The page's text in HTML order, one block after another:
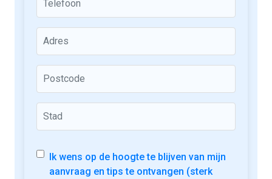
Ik wens op de hoogte te blijven van mijn
aanvraag en tips te ontvangen (sterk